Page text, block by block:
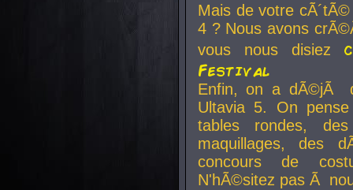
Mais de votre
4 ? Nous avons
vous nous disiez
Festival
Enfin, on a dÃ©jÃ
Ultavia 5. On
tables rondes,
maquillages, des
concours de
N'hÃ©sitez pas Ã